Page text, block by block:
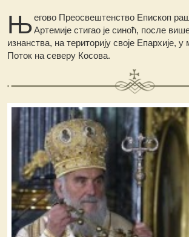
Његово Преосвештенство Епископ
Артемије стигао је синоћ, после
изнанства, на територију своје Епархије,
Поток на северу Косова.